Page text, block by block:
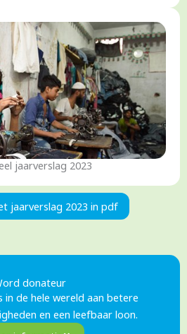
jaarverslag 2023
jaarverslag 2023 in pdf
donateur
in de hele wereld aan betere
en een leefbaar loon.